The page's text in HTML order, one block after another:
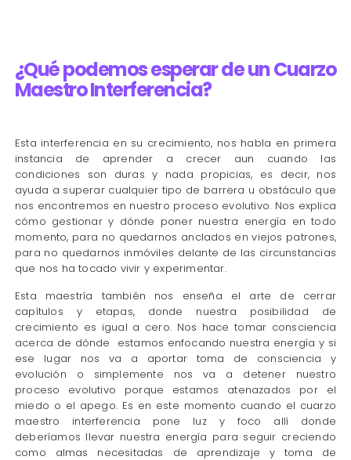
¿Qué podemos esperar de un Cuarzo
Maestro Interferencia?
Esta interferencia en su crecimiento, nos habla en primera
instancia de aprender a crecer aun cuando las
condiciones son duras y nada propicias, es decir, nos
ayuda a superar cualquier tipo de barrera u obstáculo que
nos encontremos en nuestro proceso evolutivo. Nos explica
cómo gestionar y dónde poner nuestra energía en todo
momento, para no quedarnos anclados en viejos patrones,
para no quedarnos inmóviles delante de las circunstancias
que nos ha tocado vivir y experimentar.
Esta maestría también nos enseña el arte de cerrar
capítulos y etapas, donde nuestra posibilidad de
crecimiento es igual a cero. Nos hace tomar consciencia
acerca de dónde estamos enfocando nuestra energía y si
ese lugar nos va a aportar toma de consciencia y
evolución o simplemente nos va a detener nuestro
proceso evolutivo porque estamos atenazados por el
miedo o el apego. Es en este momento cuando el cuarzo
maestro interferencia pone luz y foco allí donde
deberíamos llevar nuestra energía para seguir creciendo
como almas necesitadas de aprendizaje y toma de